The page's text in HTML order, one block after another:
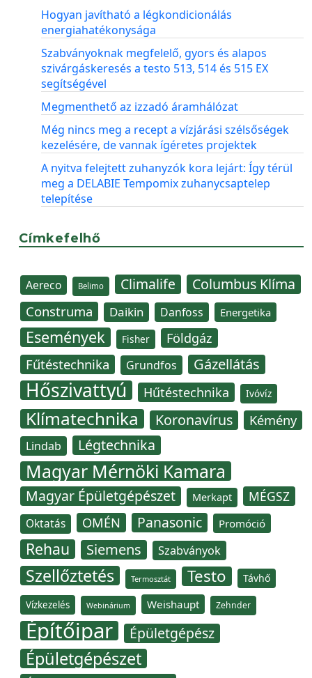
Hogyan javítható a légkondicionálás
energiahatékonysága
Szabványoknak megfelelő, gyors és alapos
szivárgáskeresés a testo 513, 514 és 515 EX
segítségével
Megmenthető az izzadó áramhálózat
Még nincs meg a recept a vízjárási szélsőségek
kezelésére, de vannak ígéretes projektek
A nyitva felejtett zuhanyzók kora lejárt: Így térül
meg a DELABIE Tempomix zuhanycsaptelep
telepítése
Címkefelhő
Aereco Belimo Climalife Columbus Klíma
Construma Daikin Danfoss Energetika
Események Fisher Földgáz
Fűtéstechnika Grundfos Gázellátás
Hőszivattyú Hűtéstechnika Ivóvíz
Klímatechnika Koronavírus Kémény
Lindab Légtechnika
Magyar Mérnöki Kamara
Magyar Épületgépészet Merkapt MÉGSZ
Oktatás OMÉN Panasonic Promóció
Rehau Siemens Szabványok
Szellőztetés Termosztát Testo Távhő
Vízkezelés Webinárium Weishaupt Zehnder
Építőipar Épületgépész
Épületgépészet